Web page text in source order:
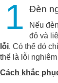
1 Đèn
Nếu
đỏ và
lỗi. Có thể đó
thể là lỗi
Cách khắc